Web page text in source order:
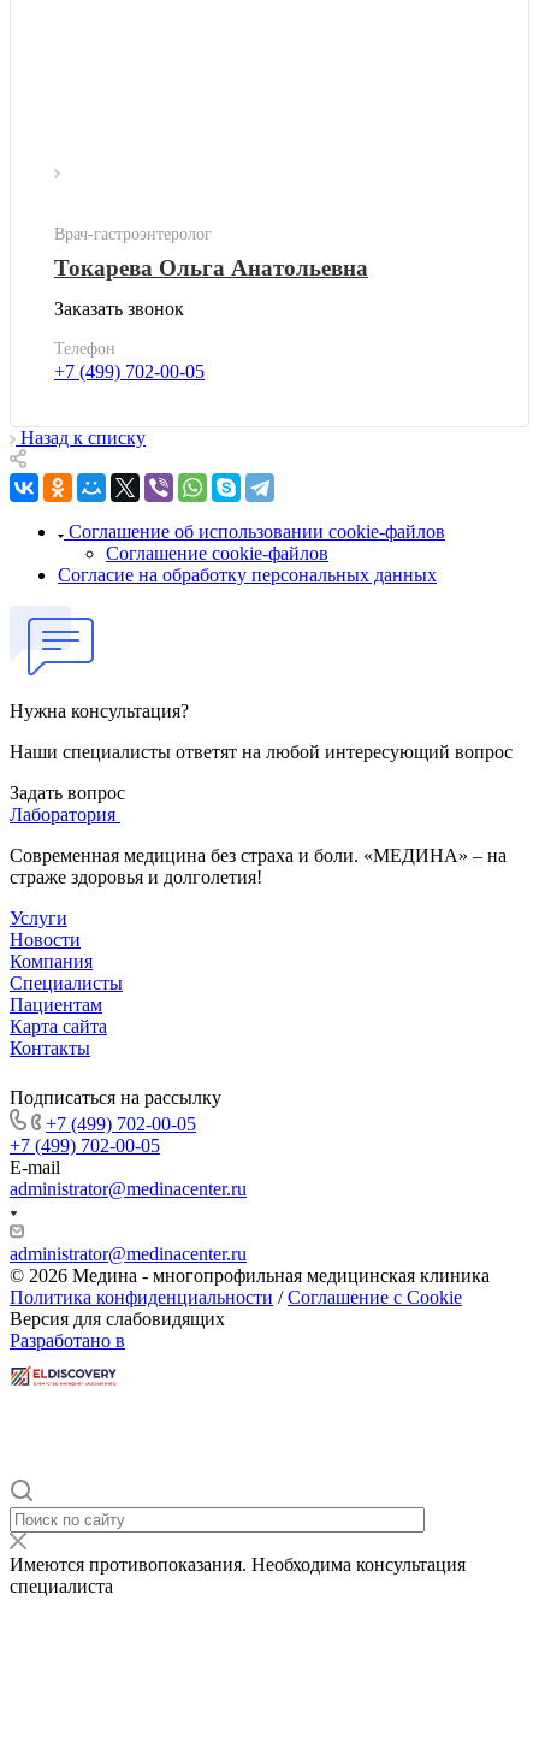
Врач-гастроэнтеролог
Токарева Ольга Анатольевна
Заказать звонок
Телефон
+7 (499) 702-00-05
Назад к списку
Соглашение об использовании cookie-файлов
Соглашение cookie-файлов
Согласие на обработку персональных данных
Нужна консультация?
Наши специалисты ответят на любой интересующий вопрос
Задать вопрос
Лаборатория
Современная медицина без страха и боли. «МЕДИНА» – на
страже здоровья и долголетия!
Услуги
Новости
Компания
Специалисты
Пациентам
Карта сайта
Контакты
Подписаться на рассылку
+7 (499) 702-00-05
+7 (499) 702-00-05
E-mail
administrator@medinacenter.ru
administrator@medinacenter.ru
© 2026 Медина - многопрофильная медицинская клиника
Политика конфиденциальности /Соглашение с Cookie
Версия для слабовидящих
Разработано в
Имеются противопоказания. Необходима консультация
специалиста